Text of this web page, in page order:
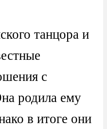
танцора и
с
родила ему
в итоге они